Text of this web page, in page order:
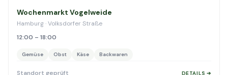
Wochenmarkt Vogelweide
Hamburg · Volksdorfer Straße
12:00 – 18:00
Gemüse Obst Käse Backwaren
Standort geprüft DETAILS ➔